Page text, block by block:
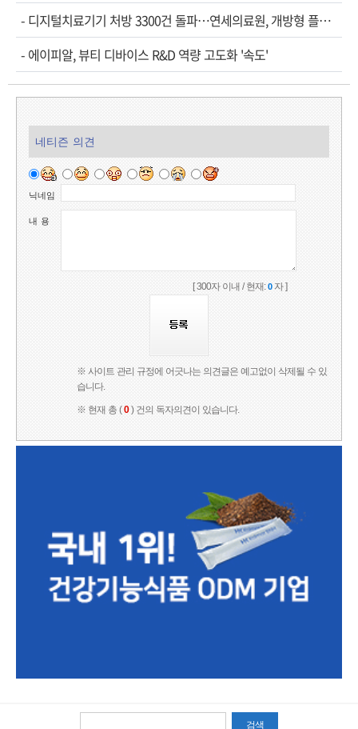
- 디지털치료기기 처방 3300건 돌파…연세의료원, 개방형 플랫폼 성과 공개
- 에이피알, 뷰티 디바이스 R&D 역량 고도화 '속도'
네티즌 의견
닉네임
내 용
[ 300자 이내 / 현재:0자 ]
※ 사이트 관리 규정에 어긋나는 의견글은 예고없이 삭제될 수 있
습니다.
※ 현재 총 (0) 건의 독자의견이 있습니다.
검색